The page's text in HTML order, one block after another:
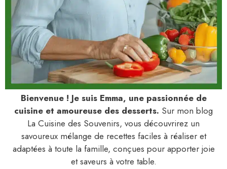
Bienvenue ! Je suis Emma, une passionnée de
cuisine et amoureuse des desserts. Sur mon blog
La Cuisine des Souvenirs, vous découvrirez un
savoureux mélange de recettes faciles à réaliser et
adaptées à toute la famille, conçues pour apporter joie
et saveurs à votre table.